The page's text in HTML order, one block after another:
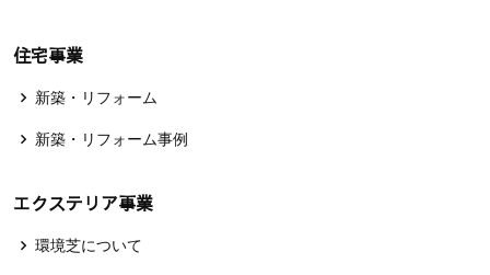
住宅事業
新築・リフォーム
新築・リフォーム事例
エクステリア事業
環境芝について